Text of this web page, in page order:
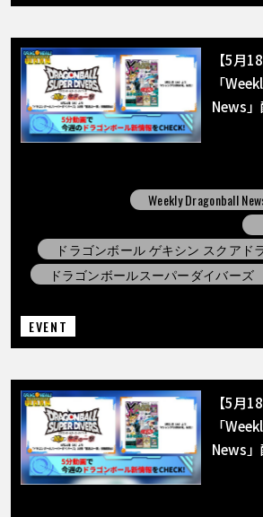
【5月
「
News」
Weekly Dragonball
ドラゴンボール ゲキシン スクアド
ドラゴンボールスーパーダイバーズ
EVENT
【5月
「
News」